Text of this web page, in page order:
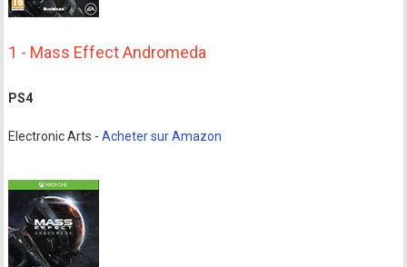
1 - Mass Effect Andromeda
PS4
Electronic Arts -Acheter sur Amazon